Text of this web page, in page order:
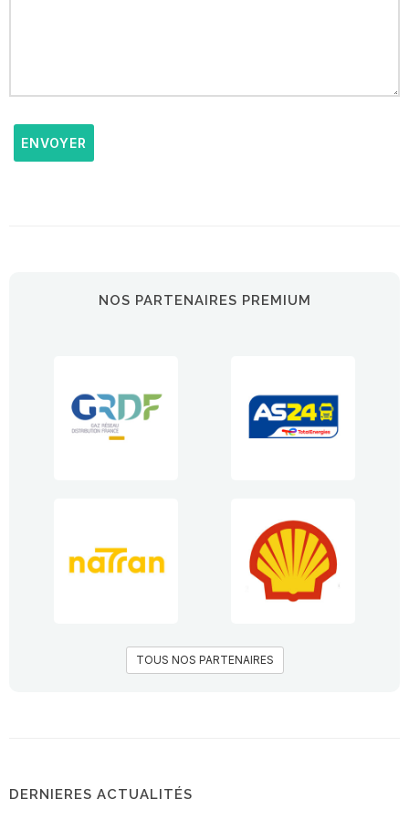
ENVOYER
NOS PARTENAIRES PREMIUM
TOUS NOS PARTENAIRES
DERNIERES ACTUALITÉS